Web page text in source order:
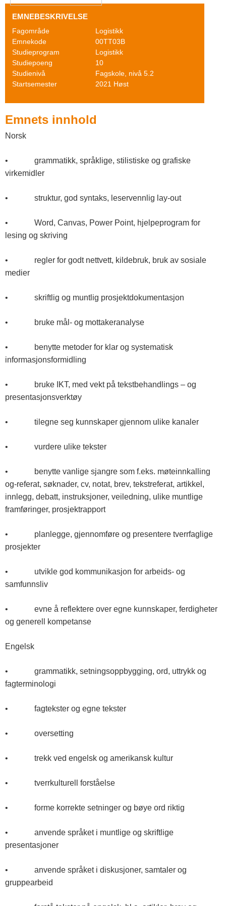
o
g
F
a
g
s
k
o
e
n
l
t
EMNEBESKRIVELSE
Fagområde
Logistikk
Emnekode
00TT03B
Studieprogram
Logistikk
Studiepoeng
10
Studienivå
Fagskole, nivå 5.2
Startsemester
2021 Høst
Emnets innhold
Norsk
• grammatikk, språklige, stilistiske og grafiske
virkemidler
• struktur, god syntaks, leservennlig lay-out
• Word, Canvas, Power Point, hjelpeprogram for
lesing og skriving
• regler for godt nettvett, kildebruk, bruk av sosiale
medier
• skriftlig og muntlig prosjektdokumentasjon
• bruke mål- og mottakeranalyse
• benytte metoder for klar og systematisk
informasjonsformidling
• bruke IKT, med vekt på tekstbehandlings – og
presentasjonsverktøy
• tilegne seg kunnskaper gjennom ulike kanaler
• vurdere ulike tekster
• benytte vanlige sjangre som f.eks. møteinnkalling
og-referat, søknader, cv, notat, brev, tekstreferat, artikkel,
innlegg, debatt, instruksjoner, veiledning, ulike muntlige
framføringer, prosjektrapport
• planlegge, gjennomføre og presentere tverrfaglige
prosjekter
• utvikle god kommunikasjon for arbeids- og
samfunnsliv
• evne å reflektere over egne kunnskaper, ferdigheter
og generell kompetanse
Engelsk
• grammatikk, setningsoppbygging, ord, uttrykk og
fagterminologi
• fagtekster og egne tekster
• oversetting
• trekk ved engelsk og amerikansk kultur
• tverrkulturell forståelse
• forme korrekte setninger og bøye ord riktig
• anvende språket i muntlige og skriftlige
presentasjoner
• anvende språket i diskusjoner, samtaler og
gruppearbeid